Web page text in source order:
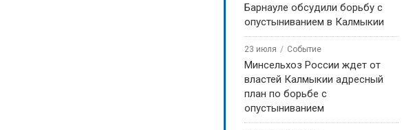
Барнауле обсудили борьбу с
опустыниванием в Калмыкии
23 июля Событие
Минсельхоз России ждет от
властей Калмыкии адресный
план по борьбе с
опустыниванием